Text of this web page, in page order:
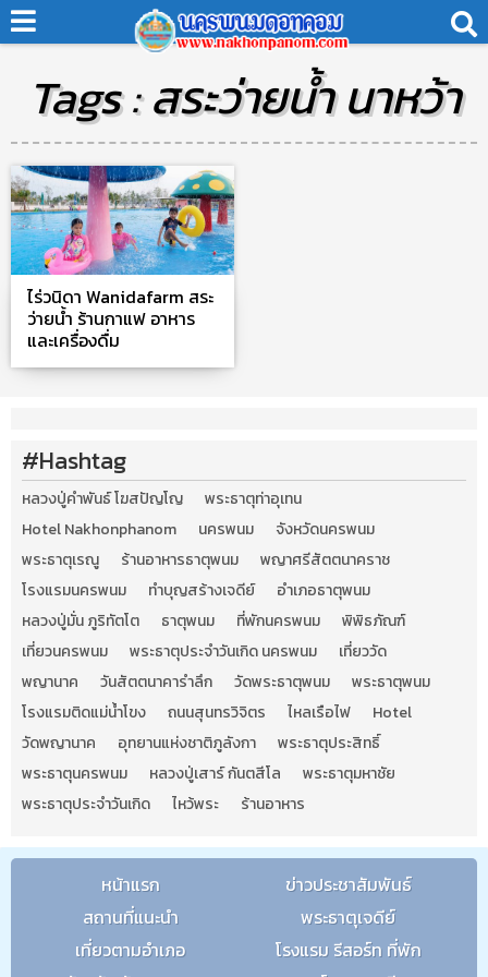
Tags : สระว่ายน้ำ นาหว้า
ไร่วนิดา Wanidafarm สระ
ว่ายน้ำ ร้านกาแฟ อาหาร
และเครื่องดื่ม
#Hashtag
หลวงปู่คำพันธ์ โฆสปัญโญ
พระธาตุท่าอุเทน
Hotel Nakhonphanom
นครพนม
จังหวัดนครพนม
พระธาตุเรณู
ร้านอาหารธาตุพนม
พญาศรีสัตตนาคราช
โรงแรมนครพนม
ทำบุญสร้างเจดีย์
อำเภอธาตุพนม
หลวงปู่มั่น ภูริทัตโต
ธาตุพนม ที่พักนครพนม
พิพิธภัณฑ์
เที่ยวนครพนม
พระธาตุประจำวันเกิด นครพนม
เที่ยววัด
พญานาค
วันสัตตนาคารำลึก วัดพระธาตุพนม
พระธาตุพนม
โรงแรมติดแม่น้ำโขง
ถนนสุนทรวิจิตร ไหลเรือไฟ
Hotel
วัดพญานาค
อุทยานแห่งชาติภูลังกา
พระธาตุประสิทธิ์
พระธาตุนครพนม
หลวงปู่เสาร์ กันตสีโล
พระธาตุมหาชัย
พระธาตุประจำวันเกิด
ไหว้พระ ร้านอาหาร
หน้าแรก
ข่าวประชาสัมพันธ์
สถานที่แนะนำ
พระธาตุเจดีย์
เที่ยวตามอำเภอ
โรงแรม รีสอร์ท ที่พัก